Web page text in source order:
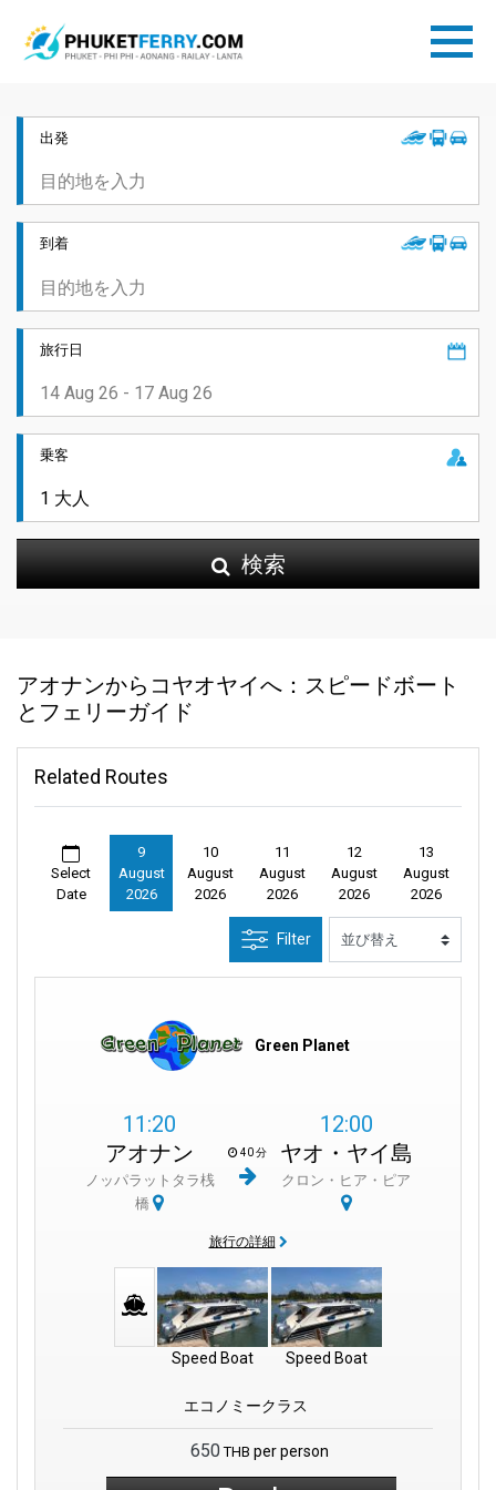
出発
到着
旅行日
乗客
検索
アオナンからコヤオヤイへ：スピードボート
とフェリーガイド
Related Routes
Select
Date
9
August
2026
10
August
2026
11
August
2026
12
August
2026
13
August
2026
Filter
Green Planet
11:20
アオナン
ノッパラットタラ桟
橋
40 分
12:00
ヤオ・ヤイ島
クロン・ヒア・ピア
旅行の詳細
Speed Boat Speed Boat
エコノミークラス
650 THB per person